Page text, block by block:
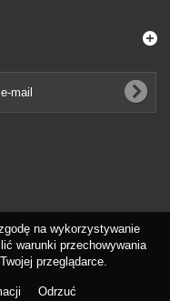
na wykorzystywanie
warunki przechowywania
przeglądarce.
Odrzuć